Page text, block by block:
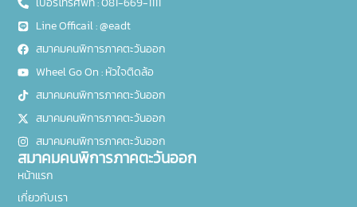
Line Officail : @eadt
สมาคมคนพิการภาคตะวันออก
Wheel Go On : หัวใจติดล้อ
สมาคมคนพิการภาคตะวันออก
สมาคมคนพิการภาคตะวันออก
สมาคมคนพิการภาคตะวันออก
สมาคมคนพิการภาคตะวันออก
หน้าแรก
เกี่ยวกับเรา